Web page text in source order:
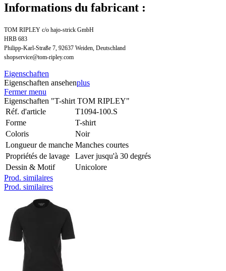
Informations du fabricant :
TOM RIPLEY c/o hajo-strick GmbH
HRB 683
Philipp-Karl-Straße 7, 92637 Weiden, Deutschland
shopservice@tom-ripley.com
Eigenschaften
Eigenschaften ansehenplus
Fermer menu
Eigenschaften "T-shirt TOM RIPLEY"
Réf. d'article
T1094-100.S
Forme
T-shirt
Coloris
Noir
Longueur de manche Manches courtes
Propriétés de lavage
Laver jusqu'à 30 degrés
Dessin & Motif
Unicolore
Prod. similaires
Prod. similaires